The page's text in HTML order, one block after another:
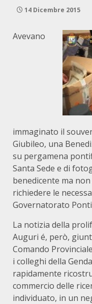
14 Dicembre 2015
Avevano
immaginato il
Giubileo, una
su pergamena
Santa Sede e di
benedicente ma
richiedere le
Governatorato
La notizia della
Auguri é, però,
Comando
i colleghi della
rapidamente
commercio delle
individuato, in un